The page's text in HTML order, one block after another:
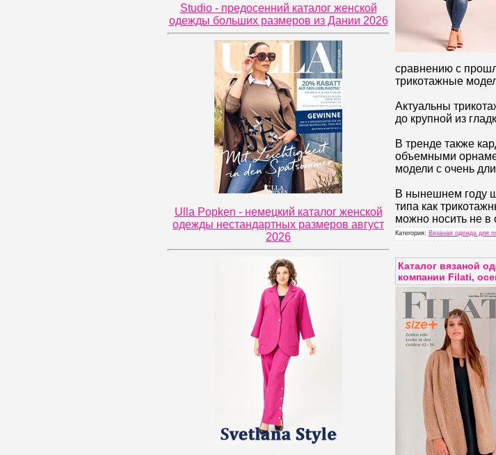
Studio - предосенний каталог женской
одежды больших размеров из Дании 2026
Ulla Popken - немецкий каталог женской
одежды нестандартных размеров август
2026
сравнению с
трикотажные
Актуальны
до крупной из
В тренде также
объемными
модели с очень
В нынешнем году
типа как
можно носить не в
Категория: Вязаная одежда для
Каталог вязаной
компании Filati,